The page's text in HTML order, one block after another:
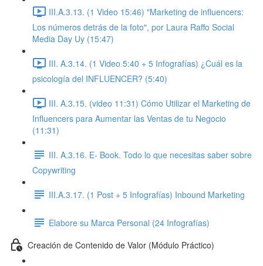
III.A.3.13. (1 Video 15:46) "Marketing de influencers:
Los números detrás de la foto", por Laura Raffo Social
Media Day Uy (15:47)
III. A.3.14. (1 Video 5:40 + 5 Infografías) ¿Cuál es la
psicología del INFLUENCER? (5:40)
III. A.3.15. (video 11:31) Cómo Utilizar el Marketing de
Influencers para Aumentar las Ventas de tu Negocio
(11:31)
III. A.3.16. E- Book. Todo lo que necesitas saber sobre
Copywriting
III.A.3.17. (1 Post + 5 Infografías) Inbound Marketing
Elabore su Marca Personal (24 Infografías)
Creación de Contenido de Valor (Módulo Práctico)